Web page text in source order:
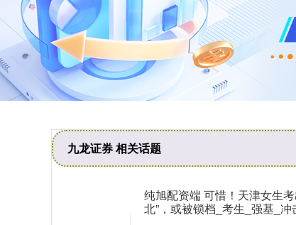
九龙证券 相关话题
纯旭配资端 可惜！天津女生
北”，或被锁档_考生_强基_冲